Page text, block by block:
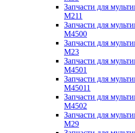
Запчасти для
M211
Запчасти для
M4500
Запчасти для
M23
Запчасти для
M4501
Запчасти для
M45011
Запчасти для
M4502
Запчасти для
M29